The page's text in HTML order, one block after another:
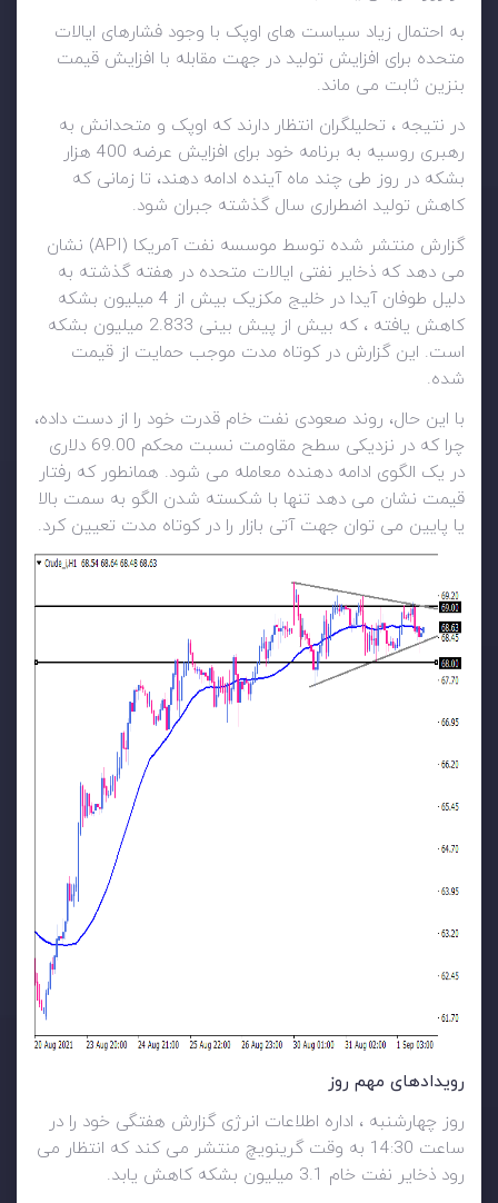
به احتمال زیاد سیاست های اوپک با وجود فشارهای ایالات
متحده برای افزایش تولید در جهت مقابله با افزایش قیمت
بنزین ثابت می ماند.
در نتیجه ، تحلیلگران انتظار دارند که اوپک و متحدانش به
رهبری روسیه به برنامه خود برای افزایش عرضه 400 هزار
بشکه در روز طی چند ماه آینده ادامه دهند، تا زمانی که
کاهش تولید اضطراری سال گذشته جبران شود.
گزارش منتشر شده توسط موسسه نفت آمریکا (API) نشان
می دهد که ذخایر نفتی ایالات متحده در هفته گذشته به
دلیل طوفان آیدا در خلیج مکزیک بیش از 4 میلیون بشکه
کاهش یافته ، که بیش از پیش بینی 2.833 میلیون بشکه
است. این گزارش در کوتاه مدت موجب حمایت از قیمت
شده.
با این حال، روند صعودی نفت خام قدرت خود را از دست داده،
چرا که در نزدیکی سطح مقاومت نسبت محکم 69.00 دلاری
در یک الگوی ادامه دهنده معامله می شود. همانطور که رفتار
قیمت نشان می دهد تنها با شکسته شدن الگو به سمت بالا
یا پایین می توان جهت آتی بازار را در کوتاه مدت تعیین کرد.
رویدادهای مهم روز
روز چهارشنبه ، اداره اطلاعات انرژی گزارش هفتگی خود را در
ساعت 14:30 به وقت گرینویچ منتشر می کند که انتظار می
رود ذخایر نفت خام 3.1 میلیون بشکه کاهش یابد.